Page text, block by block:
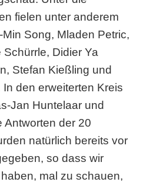
fielen unter anderem
Song, Mladen Petric,
Didier Ya
Stefan Kießling und
den erweiterten Kreis
Jan Huntelaar und
Antworten der 20
natürlich bereits vor
so dass wir
mal zu schauen,